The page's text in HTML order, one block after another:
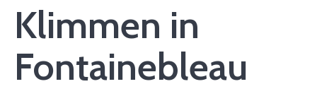
Klimmen in
Fontainebleau